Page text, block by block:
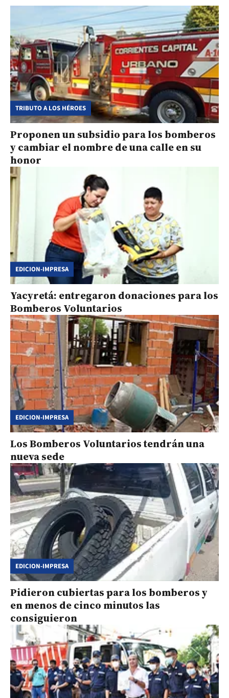
TRIBUTO A LOS HÉROES
Proponen un subsidio para los bomberos
y cambiar el nombre de una calle en su
honor
EDICION-IMPRESA
Yacyretá: entregaron donaciones para los
Bomberos Voluntarios
EDICION-IMPRESA
Los Bomberos Voluntarios tendrán una
nueva sede
EDICION-IMPRESA
Pidieron cubiertas para los bomberos y
en menos de cinco minutos las
consiguieron